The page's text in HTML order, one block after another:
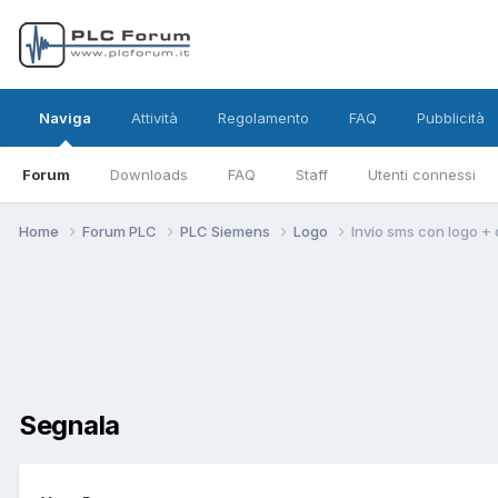
Naviga
Forum Downloads FAQ Staff Utenti connessi
Attività Regolamento FAQ Pubblicità
Home Forum PLC PLC Siemens Logo Invio sms con logo +
Segnala